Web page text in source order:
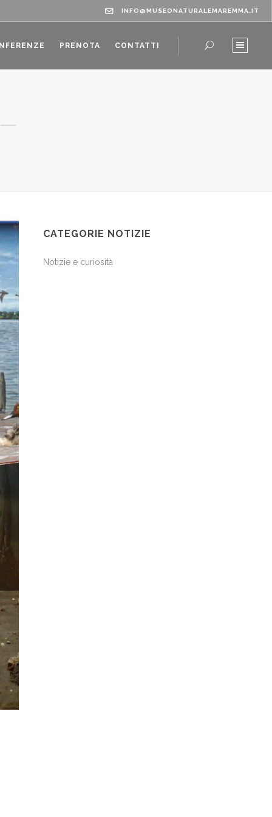
INFO@MUSEONATURALEMAREMMA.IT
PRENOTA CONTATTI
CATEGORIE NOTIZIE
Notizie e curiosità